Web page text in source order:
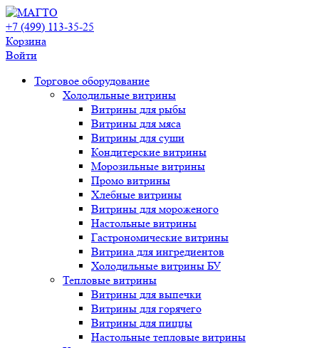
+7 (499) 113-35-25
Корзина
Войти
Свернуть/
развернуть
Торговое оборудованиe
Холодильные витрины
Витрины для рыбы
Витрины для мяса
Витрины для суши
Кондитерские витрины
Морозильные витрины
Промо витрины
Хлебные витрины
Витрины для мороженого
Настольные витрины
Гастрономические витрины
Витрина для ингредиентов
Холодильные витрины БУ
Тепловые витрины
Витрины для выпечки
Витрины для горячего
Витрины для пиццы
Настольные тепловые витрины